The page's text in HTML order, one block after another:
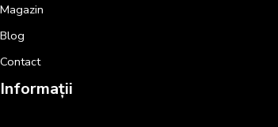
Magazin
Blog
Contact
Informații